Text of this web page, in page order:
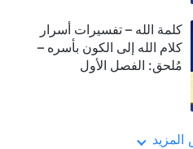
كلمة الله – تفسيرات أسرار
كلام الله إلى الكون بأسره –
مُلحق: الفصل الأول